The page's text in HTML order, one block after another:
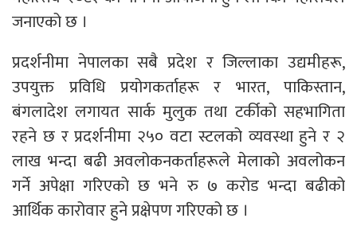
जनाएको छ ।
प्रदर्शनीमा नेपालका सबै प्रदेश र जिल्लाका उद्यमीहरू,
उपयुक्त प्रविधि प्रयोगकर्ताहरू र भारत, पाकिस्तान,
बंगलादेश लगायत सार्क मुलुक तथा टर्कीको सहभागिता
रहने छ र प्रदर्शनीमा २५० वटा स्टलको व्यवस्था हुने र २
लाख भन्दा बढी अवलोकनकर्ताहरूले मेलाको अवलोकन
गर्ने अपेक्षा गरिएको छ भने रु ७ करोड भन्दा बढीको
आर्थिक कारोवार हुने प्रक्षेपण गरिएको छ ।